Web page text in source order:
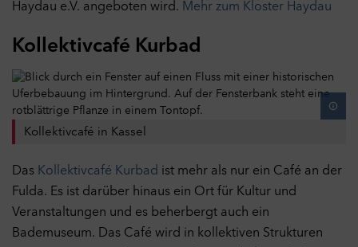
Haydau e.V. angeboten wird. Mehr zum Kloster Haydau
Kollektivcafé Kurbad
Kollektivcafé in Kassel
Das Kollektivcafé Kurbad ist mehr als nur ein Café an der
Fulda. Es ist darüber hinaus ein Ort für Kultur und
Veranstaltungen und es beherbergt auch ein
Bademuseum. Das Café wird in kollektiven Strukturen
5
43
252
891
unter anderem zu verfolgen, welche Website vor dem Zugriff
genutzt wurde. Diese Daten verwenden wir unter anderem zur
durchgeführten Kampagnen.
Cookies
Marketing
Marketing-Cookies werden verwendet, um Besuchern auf
Webseiten zu folgen und dadurch den Erfolg von Marketing-
Zu diesem Zweck werden Endgeräteinformationen erhoben und
das Verhalten und die Interaktion von Nutzern ausgewertet,
nachdem sie auf eine Anzeige geklickt haben und auf unserer
Webseite gekommen sind.